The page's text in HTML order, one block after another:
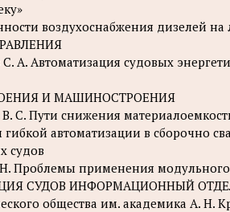
воздухоснабжения дизелей на
А. Автоматизация судовых
И МАШИНОСТРОЕНИЯ
С. Пути снижения
автоматизации в сборочно
судов
Проблемы применения модульного
СУДОВ ИНФОРМАЦИОННЫЙ
общества им. академика А. Н.